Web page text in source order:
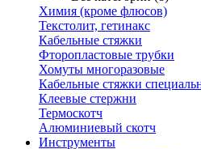
Химия (кроме флюсов)
Текстолит, гетинакс
Кабельные стяжки
Фторопластовые трубки
Хомуты многоразовые
Кабельные стяжки
Клеевые стержни
Термоскотч
Алюминиевый скотч
Инструменты